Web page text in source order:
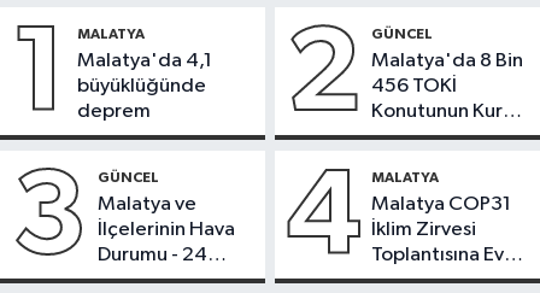
1 MALATYA
Malatya'da 4,1
büyüklüğünde
deprem
2 GÜNCEL
Malatya'da 8 Bin
456 TOKİ
Konutunun Kurası
Bugün Çekiliyor
3 GÜNCEL
Malatya ve
İlçelerinin Hava
Durumu - 24
Temmuz 2026
4 MALATYA
Malatya COP31
İklim Zirvesi
Toplantısına Ev
Sahipliği Yaptı